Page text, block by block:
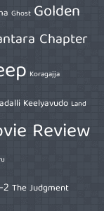
Ghost Golden
Chapter
Koragajja
Keelyavudo Land
Review
The Judgment